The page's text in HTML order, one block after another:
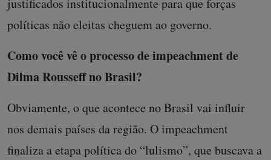
justificados institucionalmente para que forças
políticas não eleitas cheguem ao governo.
Como você vê o processo de impeachment de
Dilma Rousseff no Brasil?
Obviamente, o que acontece no Brasil vai influir
nos demais países da região. O impeachment
finaliza a etapa política do “lulismo”, que buscava a